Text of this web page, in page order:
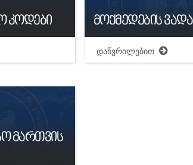
კოდები
მოქმედების ვადა
დაწვრილებით
მართვის